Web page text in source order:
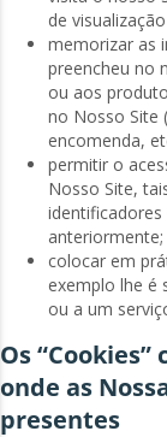
de
memorizar as
preencheu no
ou aos
no Nosso Site
encomenda,
permitir o
Nosso Site,
anteriormente;
colocar em
exemplo lhe é
ou a um
Os
onde as
presentes